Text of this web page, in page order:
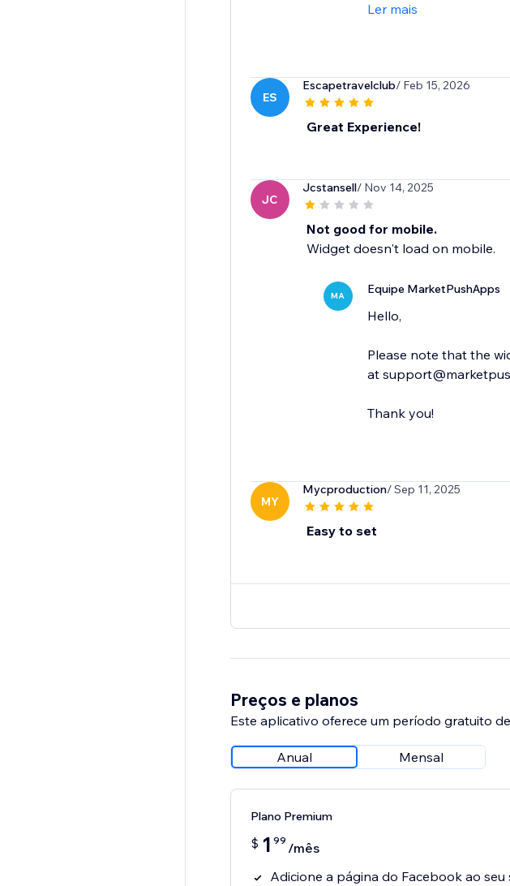
Ler mais
ES
Escapetravelclub/ Feb 15, 2026
Great Experience!
JC
Jcstansell/ Nov 14, 2025
Not good for mobile.
Widget doesn't load on mobile.
MA Equipe MarketPushApps
Hello,
Please note that the
at
Thank you!
MY
Mycproduction/ Sep 11, 2025
Easy to set
Preços e planos
Este aplicativo oferece um período gratuito
Anual Mensal
Plano Premium
$ 1 99 /mês
Adicione a página do Facebook ao seu